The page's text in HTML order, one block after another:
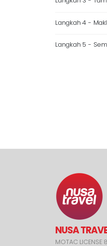
Langkah 4 -
Langkah 5 -
NUSA
MOTAC LICENSE